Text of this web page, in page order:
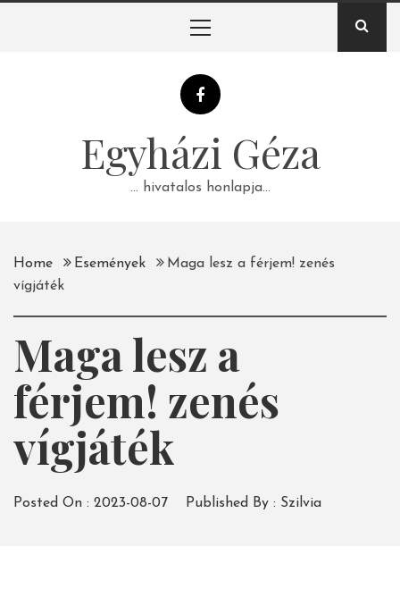
Egyházi Géza
… hivatalos honlapja…
Home Események
Maga lesz a férjem! zenés
vígjáték
Maga lesz a
férjem! zenés
vígjáték
Posted On : 2023-08-07 Published By : Szilvia